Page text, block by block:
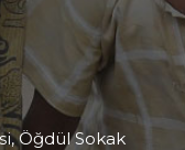
Öğdül Sokak